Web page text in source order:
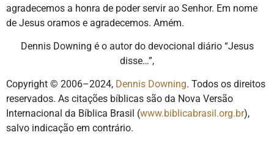
agradecemos a honra de poder servir ao Senhor. Em nome
de Jesus oramos e agradecemos. Amém.
Dennis Downing é o autor do devocional diário “Jesus
disse…”,
Copyright © 2006–2024, Dennis Downing. Todos os direitos
reservados. As citações bíblicas são da Nova Versão
Internacional da Bíblica Brasil (www.biblicabrasil.org.br),
salvo indicação em contrário.